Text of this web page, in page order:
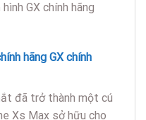
GX chính hãng
hãng GX chính
đã trở thành một cú
Xs Max sở hữu cho